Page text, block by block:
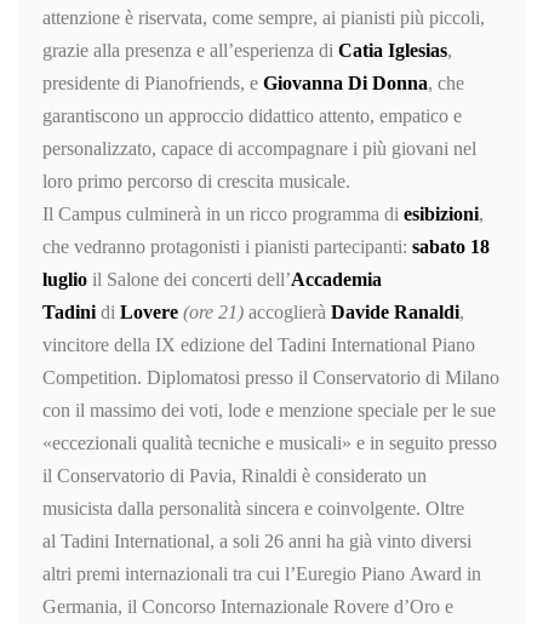
attenzione è riservata, come sempre, ai pianisti più piccoli,
grazie alla presenza e all’esperienza di Catia Iglesias,
presidente di Pianofriends, e Giovanna Di Donna, che
garantiscono un approccio didattico attento, empatico e
personalizzato, capace di accompagnare i più giovani nel
loro primo percorso di crescita musicale.
Il Campus culminerà in un ricco programma di esibizioni,
che vedranno protagonisti i pianisti partecipanti: sabato 18
luglio il Salone dei concerti dell’Accademia
Tadini di Lovere (ore 21) accoglierà Davide Ranaldi,
vincitore della IX edizione del Tadini International Piano
Competition. Diplomatosi presso il Conservatorio di Milano
con il massimo dei voti, lode e menzione speciale per le sue
«eccezionali qualità tecniche e musicali» e in seguito presso
il Conservatorio di Pavia, Rinaldi è considerato un
musicista dalla personalità sincera e coinvolgente. Oltre
al Tadini International, a soli 26 anni ha già vinto diversi
altri premi internazionali tra cui l’Euregio Piano Award in
Germania, il Concorso Internazionale Rovere d’Oro e